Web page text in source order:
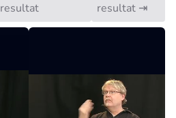
resultat
resultat ⇥